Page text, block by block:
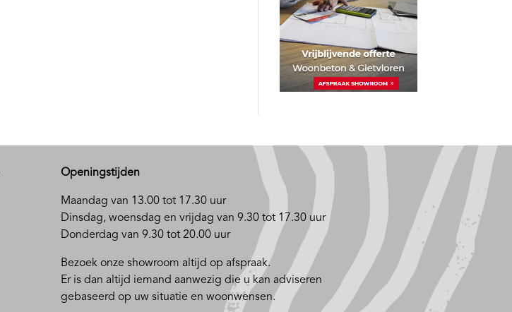
Openingstijden
Maandag van 13.00 tot 17.30 uur
Dinsdag, woensdag en vrijdag van 9.30 tot 17.30 uur
Donderdag van 9.30 tot 20.00 uur
Bezoek onze showroom altijd op afspraak.
Er is dan altijd iemand aanwezig die u kan adviseren
gebaseerd op uw situatie en woonwensen.